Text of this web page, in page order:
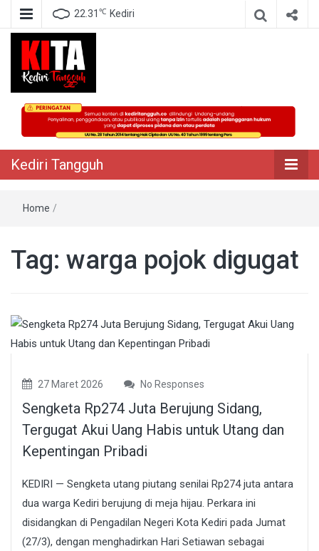
22.31 ℃ Kediri
Kediri Tangguh
Berita Akurat Terpercaya
Kediri Tangguh
Home /
Tag: warga pojok digugat
27 Maret 2026 No Responses
Sengketa Rp274 Juta Berujung Sidang,
Tergugat Akui Uang Habis untuk Utang dan
Kepentingan Pribadi
KEDIRI — Sengketa utang piutang senilai Rp274 juta antara
dua warga Kediri berujung di meja hijau. Perkara ini
disidangkan di Pengadilan Negeri Kota Kediri pada Jumat
(27/3), dengan menghadirkan Hari Setiawan sebagai